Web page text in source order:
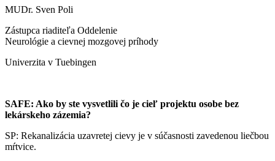
MUDr. Sven Poli
Zástupca riaditeľa Oddelenie
Neurológie a cievnej mozgovej príhody
Univerzita v Tuebingen
SAFE: Ako by ste vysvetlili čo je cieľ projektu osobe bez
lekárskeho zázemia?
SP: Rekanalizácia uzavretej cievy je v súčasnosti zavedenou liečbou
mŕtvice.